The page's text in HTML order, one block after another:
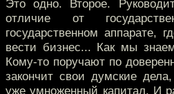
Это одно. Второе.
отличие от
государственном аппарате,
вести бизнес... Как мы
Кому-то поручают по
закончит свои думские
уже умноженный капитал. И